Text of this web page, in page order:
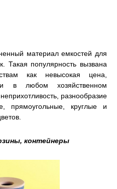
материал емкостей для
Такая популярность вызвана
как невысокая цена,
в любом хозяйственном
разнообразие
прямоугольные, круглые и
контейнеры